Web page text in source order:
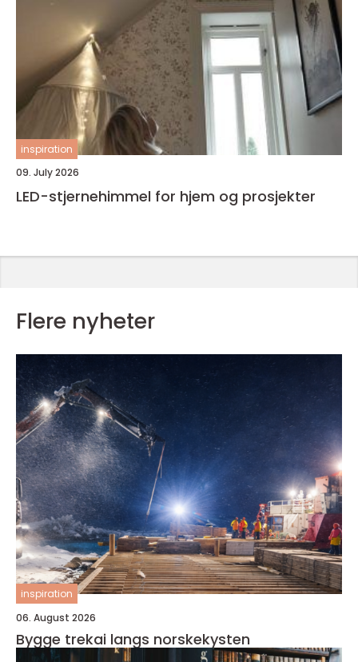
inspiration
09. July 2026
LED-stjernehimmel for hjem og prosjekter
Flere nyheter
inspiration
06. August 2026
Bygge trekai langs norskekysten